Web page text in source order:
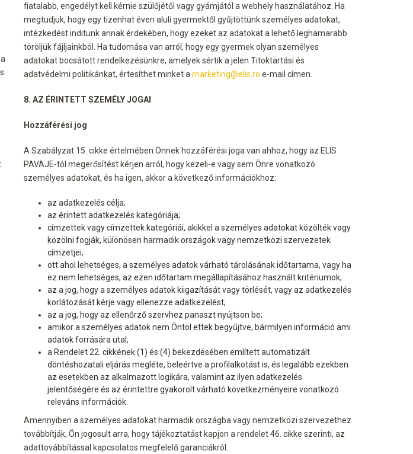
fiatalabb, engedélyt kell kérnie szülőjétől vagy gyámjától a webhely használatához. Ha
megtudjuk, hogy egy tizenhat éven aluli gyermektől gyűjtöttünk személyes adatokat,
intézkedést inditunk annak érdekében, hogy ezeket az adatokat a lehető leghamarabb
töröljük fájljainkból. Ha tudomása van arról, hogy egy gyermek olyan személyes
adatokat bocsátott rendelkezésünkre, amelyek sértik a jelen Titoktartási és
adatvédelmi politikánkat, értesíthet minket a marketing@elis.ro e-mail címen.
8. AZ ÉRINTETT SZEMÉLY JOGAI
Hozzáférési jog
A Szabályzat 15. cikke értelmében Önnek hozzáférési joga van ahhoz, hogy az ELIS
PAVAJE-tól megerősítést kérjen arról, hogy kezeli-e vagy sem Önre vonatkozó
személyes adatokat, és ha igen, akkor a következő információkhoz:
az adatkezelés célja;
az érintett adatkezelés kategóriája;
címzettek vagy címzettek kategóriái, akikkel a személyes adatokat közölték vagy
közölni fogják, különösen harmadik országok vagy nemzetközi szervezetek
címzetjei;
ott ahol lehetséges, a személyes adatok várható tárolásának időtartama, vagy ha
ez nem lehetséges, az ezen időtartam megállapításához használt kritériumok;
az a jog, hogy a személyes adatok kiigazítását vagy törlését, vagy az adatkezelés
korlátozását kérje vagy ellenezze adatkezelést;
az a jog, hogy az ellenőrző szervhez panaszt nyújtson be;
amikor a személyes adatok nem Öntöl ettek begyűjtve, bármilyen információ ami
adatok forrására utal;
a Rendelet 22. cikkének (1) és (4) bekezdésében említett automatizált
döntéshozatali eljárás megléte, beleértve a profilalkotást is, és legalább ezekben
az esetekben az alkalmazott logikára, valamint az ilyen adatkezelés
jelentőségére és az érintettre gyakorolt várható következményeire vonatkozó
releváns információk.
Amennyiben a személyes adatokat harmadik országba vagy nemzetközi szervezethez
továbbítják, Ön jogosult arra, hogy tájékoztatást kapjon a rendelet 46. cikke szerinti, az
adattovábbítással kapcsolatos megfelelő garanciákról.